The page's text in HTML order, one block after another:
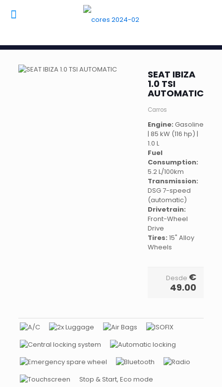
SEAT IBIZA
1.0 TSI
AUTOMATIC
Carros
Engine: Gasoline
| 85 kW (116 hp) |
1.0 L
Fuel
Consumption:
5.2 L/100km
Transmission:
DSG 7-speed
(automatic)
Drivetrain:
Front-Wheel
Drive
Tires: 15" Alloy
Wheels
Desde €
49.00
Stop & Start, Eco mode